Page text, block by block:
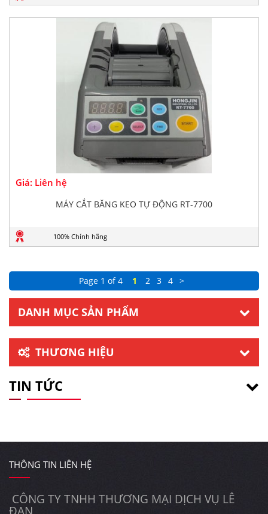
Giá: Liên hệ
MÁY CẮT BĂNG KEO TỰ ĐỘNG RT-7700
100% Chính hãng
Page 1 of 4 1 2 3 4 >
DANH MỤC SẢN PHẨM
THƯƠNG HIỆU
TIN TỨC
THÔNG TIN LIÊN HỆ
CÔNG TY TNHH THƯƠNG MẠI DỊCH VỤ LÊ